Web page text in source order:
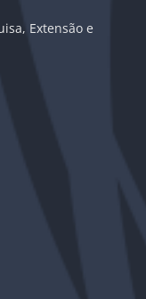
Extensão e